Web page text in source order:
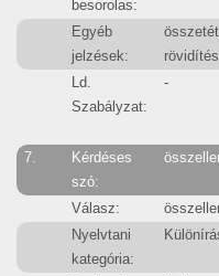
besorolas:
Egyéb
jelzések:
rövidítés
Ld.
Szabályzat:
-
7.
Kérdéses
szó:
Válasz:
Nyelvtani
kategória: